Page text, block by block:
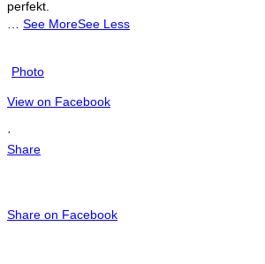
perfekt.
See MoreSee Less
Photo
View on Facebook
·
Share
Share on Facebook